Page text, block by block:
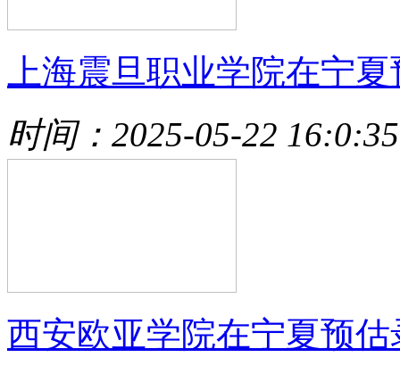
上海震旦职业学院在宁夏
时间：2025-05-22 16:0:35
西安欧亚学院在宁夏预估